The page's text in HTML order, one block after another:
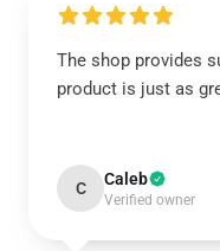
The shop provides
product is just as
C Caleb
Verified owner